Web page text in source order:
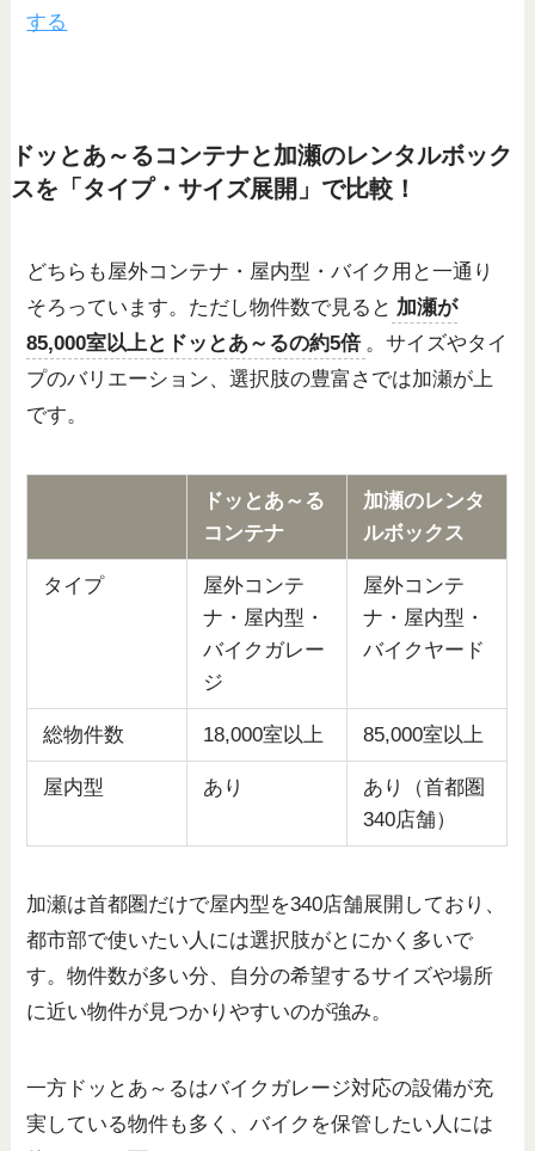
する
ドッとあ～るコンテナと加瀬のレンタルボック
スを「タイプ・サイズ展開」で比較！
どちらも屋外コンテナ・屋内型・バイク用と一通り
そろっています。ただし物件数で見ると 加瀬が
85,000室以上とドッとあ～るの約5倍 。サイズやタイ
プのバリエーション、選択肢の豊富さでは加瀬が上
です。
ドッとあ～る
コンテナ
加瀬のレンタ
ルボックス
タイプ
屋外コンテ
ナ・屋内型・
バイクガレー
ジ
屋外コンテ
ナ・屋内型・
バイクヤード
総物件数 18,000室以上 85,000室以上
屋内型 あり
あり（首都圏
340店舗）
加瀬は首都圏だけで屋内型を340店舗展開しており、
都市部で使いたい人には選択肢がとにかく多いで
す。物件数が多い分、自分の希望するサイズや場所
に近い物件が見つかりやすいのが強み。
一方ドッとあ～るはバイクガレージ対応の設備が充
実している物件も多く、バイクを保管したい人には